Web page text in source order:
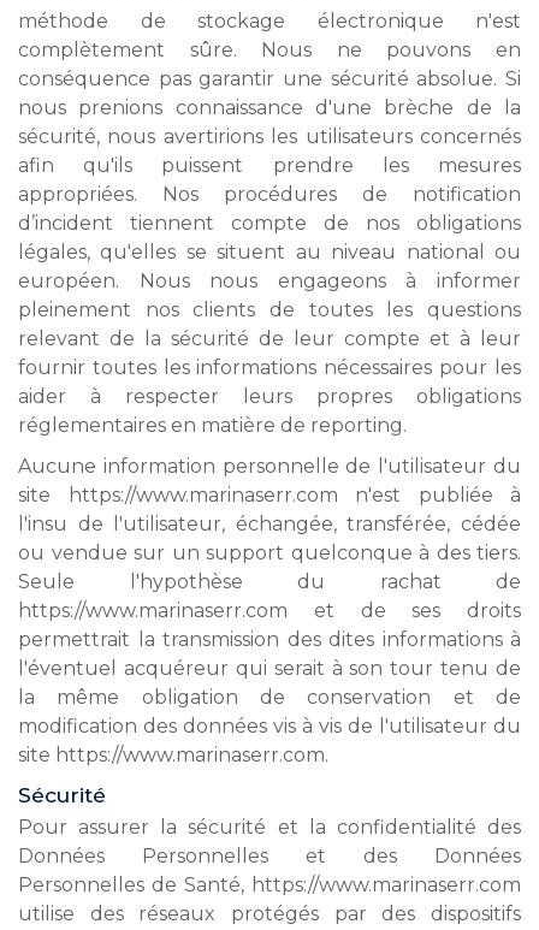
méthode de stockage électronique n'est
complètement sûre. Nous ne pouvons en
conséquence pas garantir une sécurité absolue. Si
nous prenions connaissance d'une brèche de la
sécurité, nous avertirions les utilisateurs concernés
afin qu'ils puissent prendre les mesures
appropriées. Nos procédures de notification
d’incident tiennent compte de nos obligations
légales, qu'elles se situent au niveau national ou
européen. Nous nous engageons à informer
pleinement nos clients de toutes les questions
relevant de la sécurité de leur compte et à leur
fournir toutes les informations nécessaires pour les
aider à respecter leurs propres obligations
réglementaires en matière de reporting.
Aucune information personnelle de l'utilisateur du
site https://www.marinaserr.com n'est publiée à
l'insu de l'utilisateur, échangée, transférée, cédée
ou vendue sur un support quelconque à des tiers.
Seule l'hypothèse du rachat de
https://www.marinaserr.com et de ses droits
permettrait la transmission des dites informations à
l'éventuel acquéreur qui serait à son tour tenu de
la même obligation de conservation et de
modification des données vis à vis de l'utilisateur du
site https://www.marinaserr.com.
Sécurité
Pour assurer la sécurité et la confidentialité des
Données Personnelles et des Données
Personnelles de Santé, https://www.marinaserr.com
utilise des réseaux protégés par des dispositifs